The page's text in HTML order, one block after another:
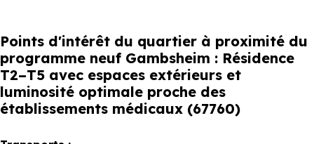
Points d'intérêt du quartier à proximité du
programme neuf Gambsheim : Résidence
T2–T5 avec espaces extérieurs et
luminosité optimale proche des
établissements médicaux (67760)